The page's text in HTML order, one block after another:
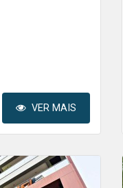
VER MAIS